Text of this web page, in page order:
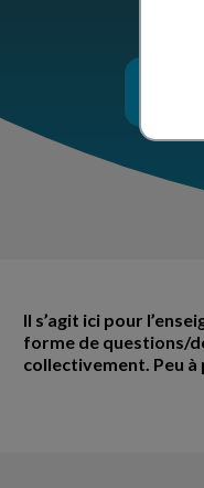
Il s’agit ici pour
forme de questions/
collectivement. Peu à